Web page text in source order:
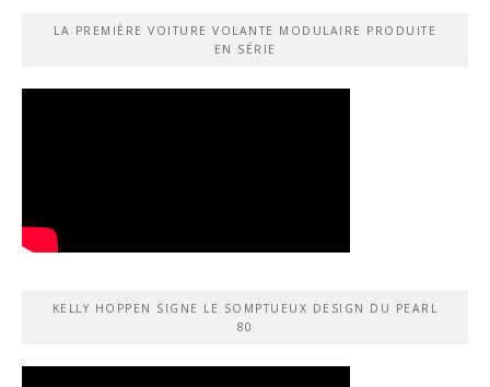
LA PREMIÈRE VOITURE VOLANTE MODULAIRE PRODUITE
EN SÉRIE
KELLY HOPPEN SIGNE LE SOMPTUEUX DESIGN DU PEARL
80